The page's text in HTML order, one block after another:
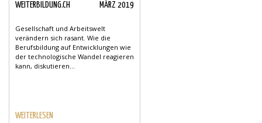
- KONFERENZ
WEITERBILDUNG.CH MÄRZ 2019
Gesellschaft und Arbeitswelt
verändern sich rasant. Wie die
Berufsbildung auf Entwicklungen wie
der technologische Wandel reagieren
kann, diskutieren...
WEITERLESEN